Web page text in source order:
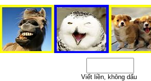
Viết liền, không dấu